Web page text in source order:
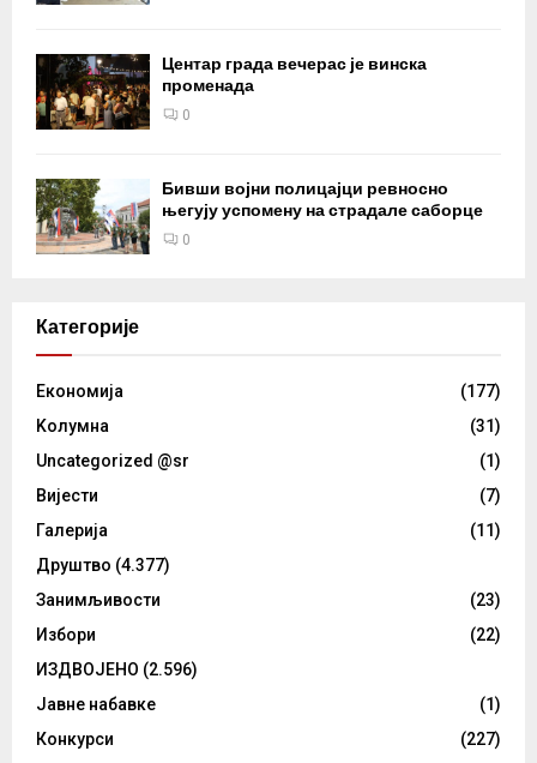
Центар града вечерас је винска
променада
0
Бивши војни полицајци ревносно
његују успомену на страдале саборце
0
Категорије
Eкономија
(177)
Kолумнa
(31)
Uncategorized @sr
(1)
Вијести
(7)
Галерија
(11)
Друштво (4.377)
Занимљивости
(23)
Избори
(22)
ИЗДВОЈЕНО (2.596)
Јавне набавке
(1)
Конкурси
(227)